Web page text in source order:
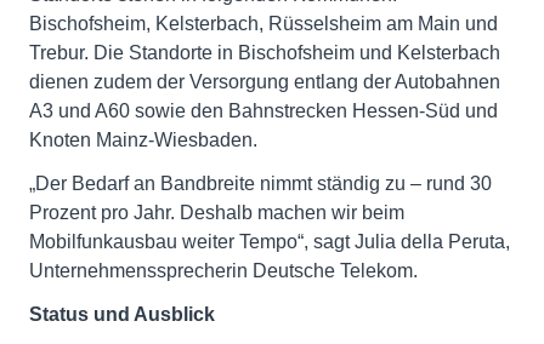
Bischofsheim, Kelsterbach, Rüsselsheim am Main und
Trebur. Die Standorte in Bischofsheim und Kelsterbach
dienen zudem der Versorgung entlang der Autobahnen
A3 und A60 sowie den Bahnstrecken Hessen-Süd und
Knoten Mainz-Wiesbaden.
„Der Bedarf an Bandbreite nimmt ständig zu – rund 30
Prozent pro Jahr. Deshalb machen wir beim
Mobilfunkausbau weiter Tempo“, sagt Julia della Peruta,
Unternehmenssprecherin Deutsche Telekom.
Status und Ausblick